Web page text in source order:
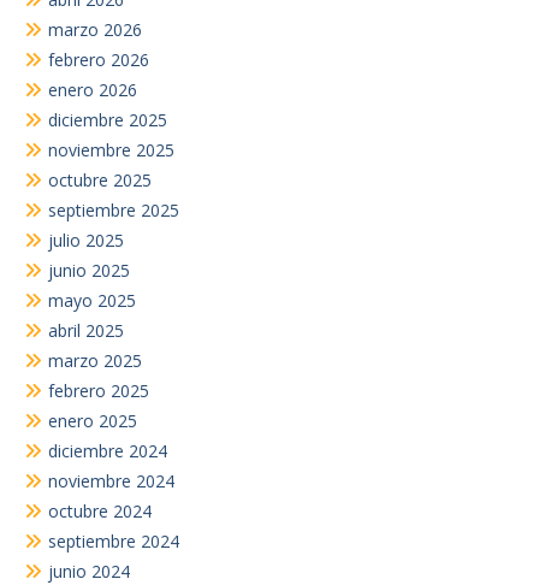
marzo 2026
febrero 2026
enero 2026
diciembre 2025
noviembre 2025
octubre 2025
septiembre 2025
julio 2025
junio 2025
mayo 2025
abril 2025
marzo 2025
febrero 2025
enero 2025
diciembre 2024
noviembre 2024
octubre 2024
septiembre 2024
junio 2024